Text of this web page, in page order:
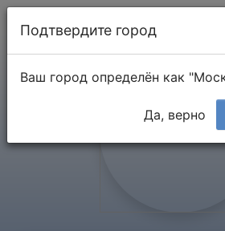
Подтвердите город
Ваш город определён как
Да, верно